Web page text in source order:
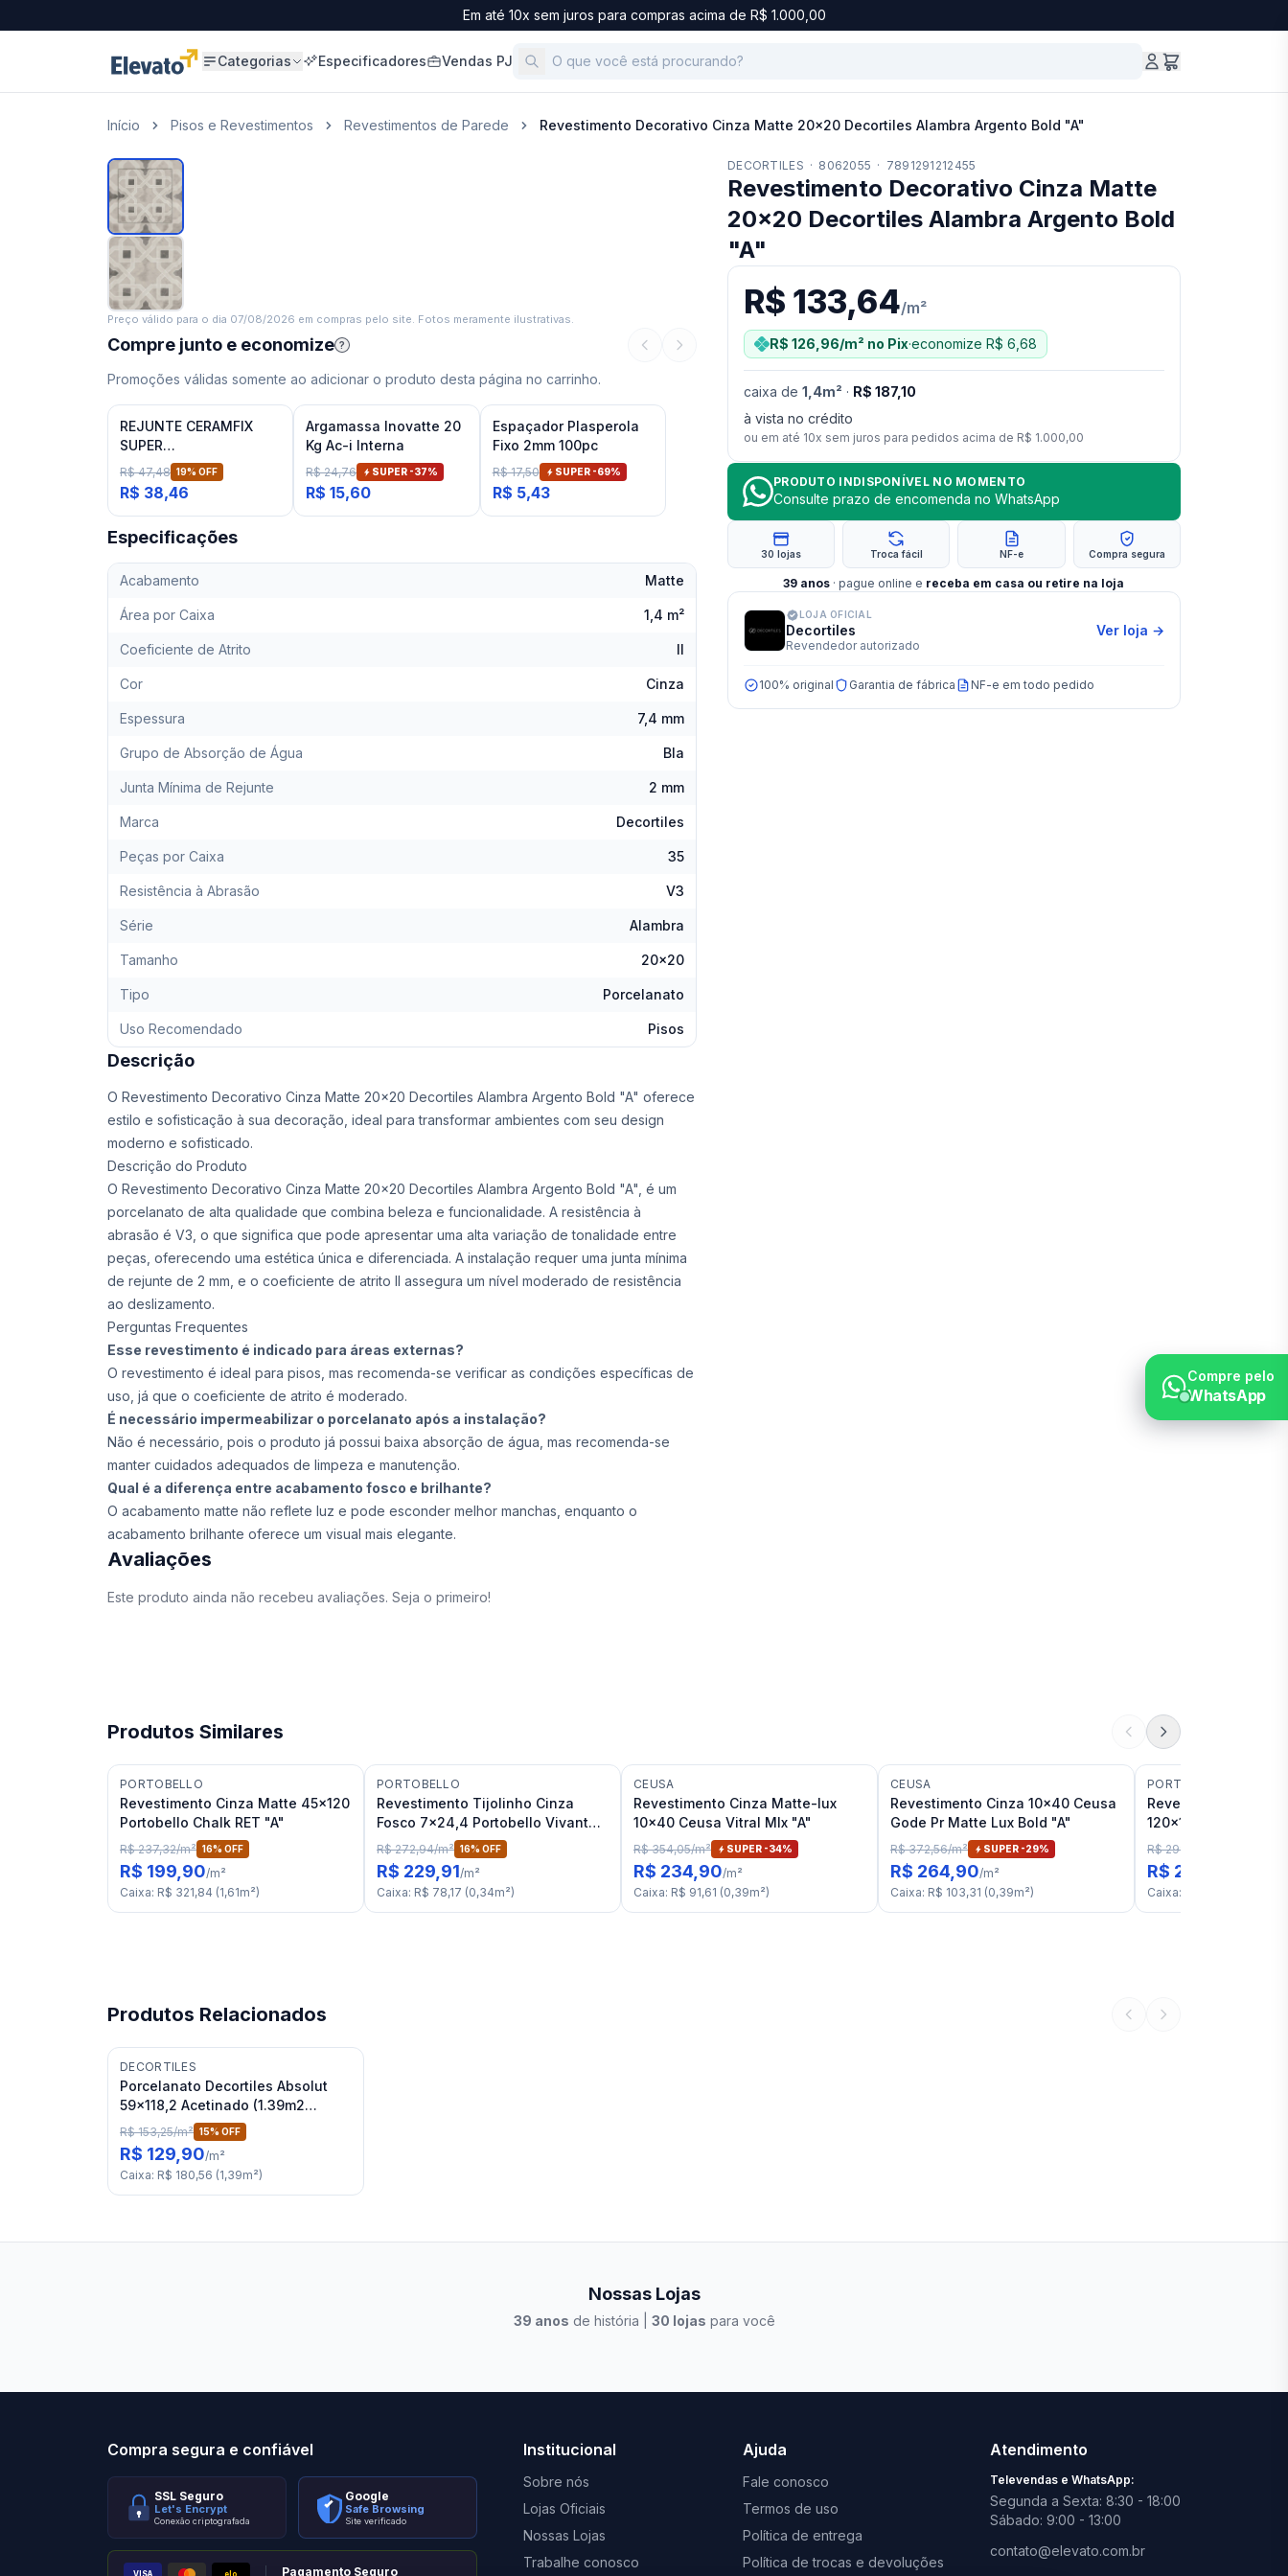
Em até 10x sem juros para compras acima de R$ 1.000,00
Categorias Especificadores Vendas PJ
Início Pisos e Revestimentos Revestimentos de Parede Revestimento Decorativo Cinza Matte 20x20 Decortiles Alambra Argento Bold "A"
Preço válido para o dia 07/08/2026 em compras pelo site. Fotos meramente ilustrativas.
Compre junto e economize ?
Promoções válidas somente ao adicionar o produto desta página no carrinho.
REJUNTE CERAMFIX
SUPER
PORCELANTOS/PEDRAS
FLEX 2 KG PRETO
R$ 47,48 19% OFF
R$ 38,46
Argamassa Inovatte 20
Kg Ac-i Interna
R$ 24,76 SUPER -37%
R$ 15,60
Espaçador Plasperola
Fixo 2mm 100pc
R$ 17,50 SUPER -69%
R$ 5,43
Especificações
Acabamento Matte
Área por Caixa 1,4 m²
Coeficiente de Atrito II
Cor Cinza
Espessura 7,4 mm
Grupo de Absorção de Água BIa
Junta Mínima de Rejunte 2 mm
Marca Decortiles
Peças por Caixa 35
Resistência à Abrasão V3
Série Alambra
Tamanho 20x20
Tipo Porcelanato
Uso Recomendado Pisos
Descrição
O Revestimento Decorativo Cinza Matte 20x20 Decortiles Alambra Argento Bold "A" oferece
estilo e sofisticação à sua decoração, ideal para transformar ambientes com seu design
moderno e sofisticado.
Descrição do Produto
O Revestimento Decorativo Cinza Matte 20x20 Decortiles Alambra Argento Bold "A", é um
porcelanato de alta qualidade que combina beleza e funcionalidade. A resistência à
abrasão é V3, o que significa que pode apresentar uma alta variação de tonalidade entre
peças, oferecendo uma estética única e diferenciada. A instalação requer uma junta mínima
de rejunte de 2 mm, e o coeficiente de atrito II assegura um nível moderado de resistência
ao deslizamento.
Perguntas Frequentes
Esse revestimento é indicado para áreas externas?
O revestimento é ideal para pisos, mas recomenda-se verificar as condições específicas de
uso, já que o coeficiente de atrito é moderado.
É necessário impermeabilizar o porcelanato após a instalação?
Não é necessário, pois o produto já possui baixa absorção de água, mas recomenda-se
manter cuidados adequados de limpeza e manutenção.
Qual é a diferença entre acabamento fosco e brilhante?
O acabamento matte não reflete luz e pode esconder melhor manchas, enquanto o
acabamento brilhante oferece um visual mais elegante.
Avaliações
Este produto ainda não recebeu avaliações. Seja o primeiro!
DECORTILES · 8062055 · 7891291212455
Revestimento Decorativo Cinza Matte
20x20 Decortiles Alambra Argento Bold
"A"
R$ 133,64/m²
R$ 126,96/m² no Pix·economize R$ 6,68
caixa de 1,4m² · R$ 187,10
à vista no crédito
ou em até 10x sem juros para pedidos acima de R$ 1.000,00
PRODUTO INDISPONÍVEL NO MOMENTO
Consulte prazo de encomenda no WhatsApp
30 lojas Troca fácil NF-e Compra segura
39 anos · pague online e receba em casa ou retire na loja
LOJA OFICIAL
Decortiles
Revendedor autorizado
Ver loja →
100% original Garantia de fábrica NF-e em todo pedido
Produtos Similares
PORTOBELLO
Revestimento Cinza Matte 45x120
Portobello Chalk RET "A"
R$ 237,32/m² 16% OFF
R$ 199,90/m²
Caixa: R$ 321,84 (1,61m²)
PORTOBELLO
Revestimento Tijolinho Cinza
Fosco 7x24,4 Portobello Vivant
Ligne Sauge Mate Bold "A"
R$ 272,94/m² 16% OFF
R$ 229,91/m²
Caixa: R$ 78,17 (0,34m²)
CEUSA
Revestimento Cinza Matte-lux
10x40 Ceusa Vitral Mlx "A"
R$ 354,05/m² SUPER -34%
R$ 234,90/m²
Caixa: R$ 91,61 (0,39m²)
CEUSA
Revestimento Cinza 10x40 Ceusa
Gode Pr Matte Lux Bold "A"
R$ 372,56/m² SUPER -29%
R$ 264,90/m²
Caixa: R$ 103,31 (0,39m²)
PORTOBELLO
Revestimento Cinza
120x120 Portobello
Breeze RET "A"
R$ 299,06
R$ 279,90
Caixa:
Produtos Relacionados
DECORTILES
Porcelanato Decortiles Absolut
59x118,2 Acetinado (1.39m2
/caixa)
R$ 153,25/m² 15% OFF
R$ 129,90/m²
Caixa: R$ 180,56 (1,39m²)
Nossas Lojas
39 anos de história | 30 lojas para você
Elevato Xangri-Lá
Compra segura e confiável
SSL Seguro
Let's Encrypt
Conexão criptografada
Google
Safe Browsing
Site verificado
VISA elo Pagamento Seguro
Institucional
Sobre nós
Lojas Oficiais
Nossas Lojas
Trabalhe conosco
Ajuda
Fale conosco
Termos de uso
Política de entrega
Política de trocas e devoluções
Atendimento
Televendas e WhatsApp:
Segunda a Sexta: 8:30 - 18:00
Sábado: 9:00 - 13:00
contato@elevato.com.br
Compre pelo
WhatsApp